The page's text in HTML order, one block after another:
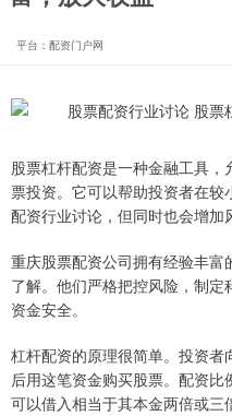
平台：配资门户网
股票杠杆配资是一种金融工具
票投资。它可以帮助投资者在
配资行业讨论，但同时也会增加
重庆股票配资公司拥有经验丰
了解。他们严格把控风险，制
资金安全。
杠杆配资的原理很简单。投资
后用这笔资金购买股票。配资
可以借入相当于其本金两倍或三